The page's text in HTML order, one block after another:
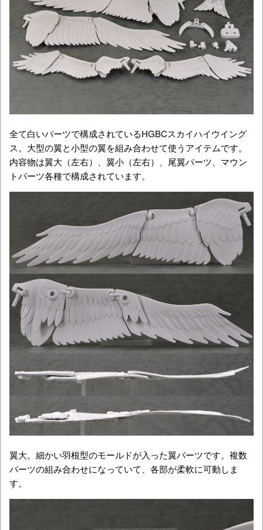
全て白いパーツで構成されているHGBCスカイハイウイング
ス。大型の翼と小型の翼を組み合わせて使うアイテムです。
内容物は翼大（左右）、翼小（左右）、尾翼パーツ、マウン
トパーツ各種で構成されています。
翼大。細かい羽根型のモールドが入った翼パーツです。複数
パーツの組み合わせになっていて、各部が柔軟に可動しま
す。